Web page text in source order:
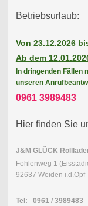
Betriebsurlaub:
Von 23.12.2026
Ab dem
In dringenden Fällen
unseren
0961 3989483
Hier finden Sie
J&M GLÜCK
Fohlenweg 1
92637 Weiden i.d.Opf
Tel: 0961 / 3989483